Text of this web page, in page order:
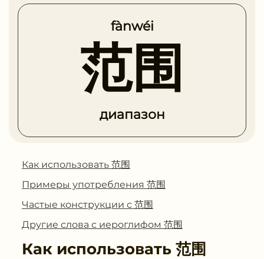
fànwéi
范围
диапазон
Как использовать 范围
Примеры употребления 范围
Частые конструкции с 范围
Другие слова с иероглифом 范围
Как использовать 范围